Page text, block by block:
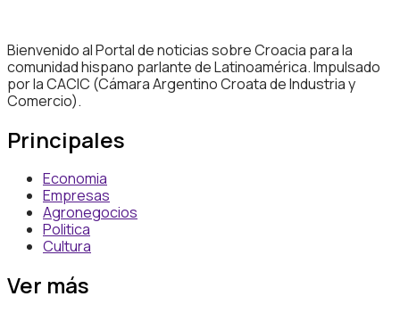
Bienvenido al Portal de noticias sobre Croacia para la
comunidad hispano parlante de Latinoamérica. Impulsado
por la CACIC (Cámara Argentino Croata de Industria y
Comercio).
Principales
Economia
Empresas
Agronegocios
Politica
Cultura
Ver más